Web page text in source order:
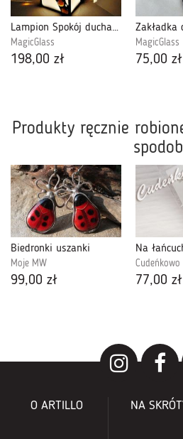
Lampion Spokój ducha , biel , witraż
MagicGlass
198,00 zł
MagicGlass
75,00 zł
Produkty ręcznie
Biedronki uszanki
Moje MW
99,00 zł
Cudeńkowo
77,00 zł
O ARTILLO NA